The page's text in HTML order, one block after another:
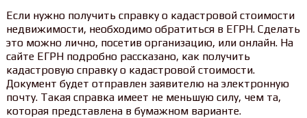
Если нужно получить справку о кадастровой стоимости
недвижимости, необходимо обратиться в ЕГРН. Сделать
это можно лично, посетив организацию, или онлайн. На
сайте ЕГРН подробно рассказано, как получить
кадастровую справку о кадастровой стоимости.
Документ будет отправлен заявителю на электронную
почту. Такая справка имеет не меньшую силу, чем та,
которая представлена в бумажном варианте.